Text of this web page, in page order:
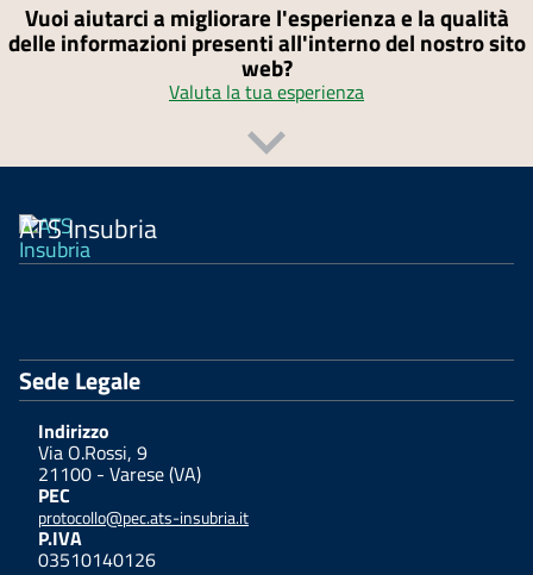
Vuoi aiutarci a migliorare l'esperienza e la qualità
delle informazioni presenti all'interno del nostro sito
web?
Valuta la tua esperienza
ATS Insubria
Sede Legale
Indirizzo
Via O.Rossi, 9
21100 - Varese (VA)
PEC
protocollo@pec.ats-insubria.it
P.IVA
03510140126